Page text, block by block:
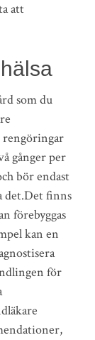
att
som du
gånger per
bör endast
det.Det finns
förebyggas
kan en
för